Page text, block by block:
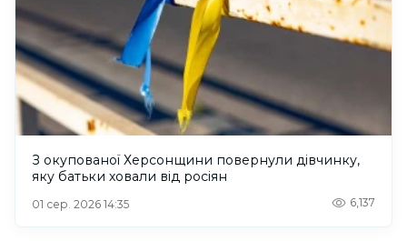
З окупованої Херсонщини повернули дівчинку,
яку батьки ховали від росіян
01 сер. 2026 14:35 6,137